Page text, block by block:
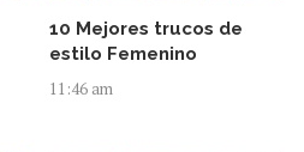
10 Mejores trucos de
estilo Femenino
11:46 am